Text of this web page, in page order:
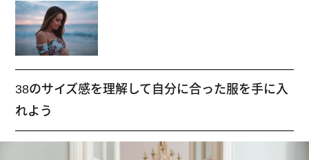
38のサイズ感を理解して自分に合った服を手に入
れよう